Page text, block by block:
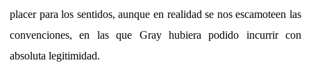
placer para los sentidos, aunque en realidad se nos escamoteen las
convenciones, en las que Gray hubiera podido incurrir con
absoluta legitimidad.